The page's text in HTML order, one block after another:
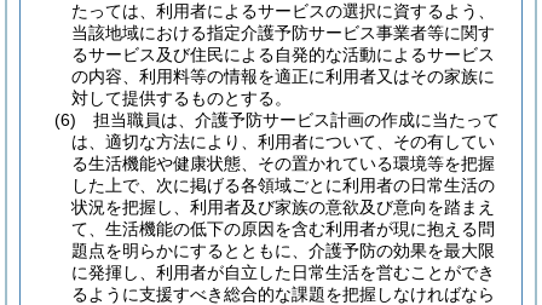
たっては、利用者によるサービスの選択に資するよう、
当該地域における指定介護予防サービス事業者等に関す
るサービス及び住民による自発的な活動によるサービス
の内容、利用料等の情報を適正に利用者又はその家族に
対して提供するものとする。
(6)
担当職員は、介護予防サービス計画の作成に当たって
は、適切な方法により、利用者について、その有してい
る生活機能や健康状態、その置かれている環境等を把握
した上で、次に掲げる各領域ごとに利用者の日常生活の
状況を把握し、利用者及び家族の意欲及び意向を踏まえ
て、生活機能の低下の原因を含む利用者が現に抱える問
題点を明らかにするとともに、介護予防の効果を最大限
に発揮し、利用者が自立した日常生活を営むことができ
るように支援すべき総合的な課題を把握しなければなら